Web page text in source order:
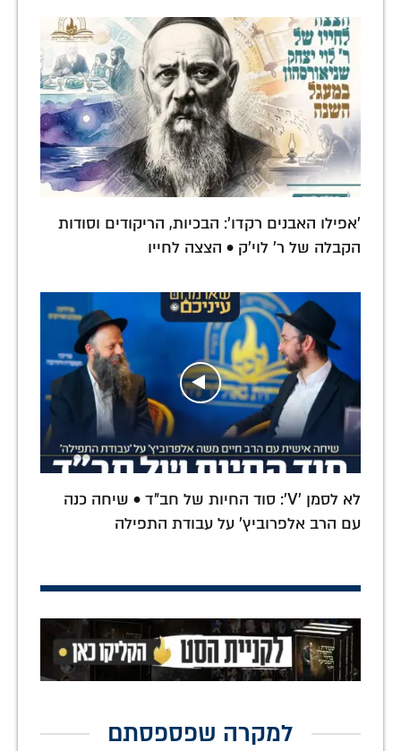
'אפילו האבנים רקדו': הבכיות, הריקודים וסודות
הקבלה של ר' לוי'ק • הצצה לחייו
לא לסמן 'V': סוד החיות של חב"ד • שיחה כנה
עם הרב אלפרוביץ' על עבודת התפילה
למקרה שפספסתם